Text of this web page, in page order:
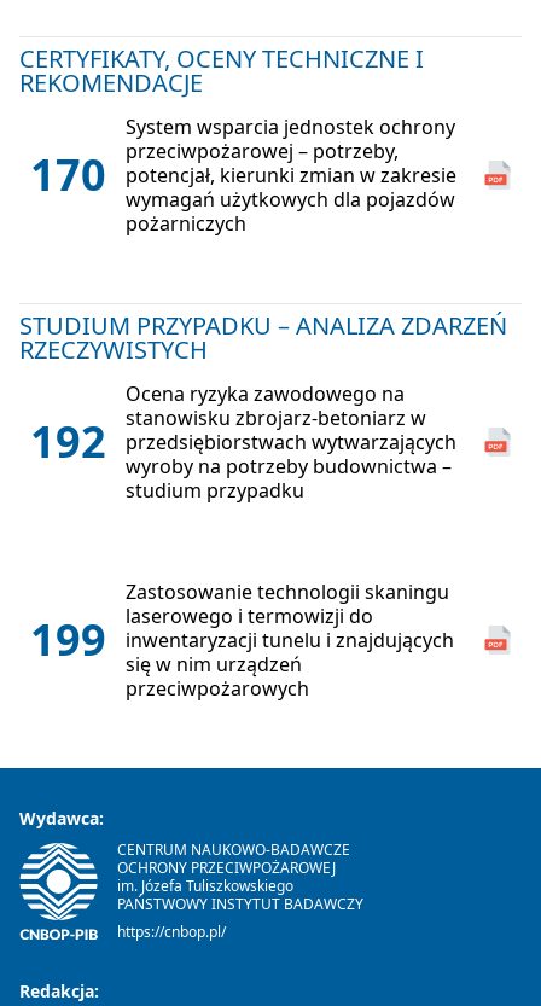
CERTYFIKATY, OCENY TECHNICZNE I
REKOMENDACJE
170
System wsparcia jednostek ochrony
przeciwpożarowej – potrzeby,
potencjał, kierunki zmian w zakresie
wymagań użytkowych dla pojazdów
pożarniczych
STUDIUM PRZYPADKU – ANALIZA ZDARZEŃ
RZECZYWISTYCH
192
Ocena ryzyka zawodowego na
stanowisku zbrojarz-betoniarz w
przedsiębiorstwach wytwarzających
wyroby na potrzeby budownictwa –
studium przypadku
199
Zastosowanie technologii skaningu
laserowego i termowizji do
inwentaryzacji tunelu i znajdujących
się w nim urządzeń
przeciwpożarowych
Wydawca:
CENTRUM NAUKOWO-BADAWCZE
OCHRONY PRZECIWPOŻAROWEJ
im. Józefa Tuliszkowskiego
PAŃSTWOWY INSTYTUT BADAWCZY
https://cnbop.pl/
Redakcja: